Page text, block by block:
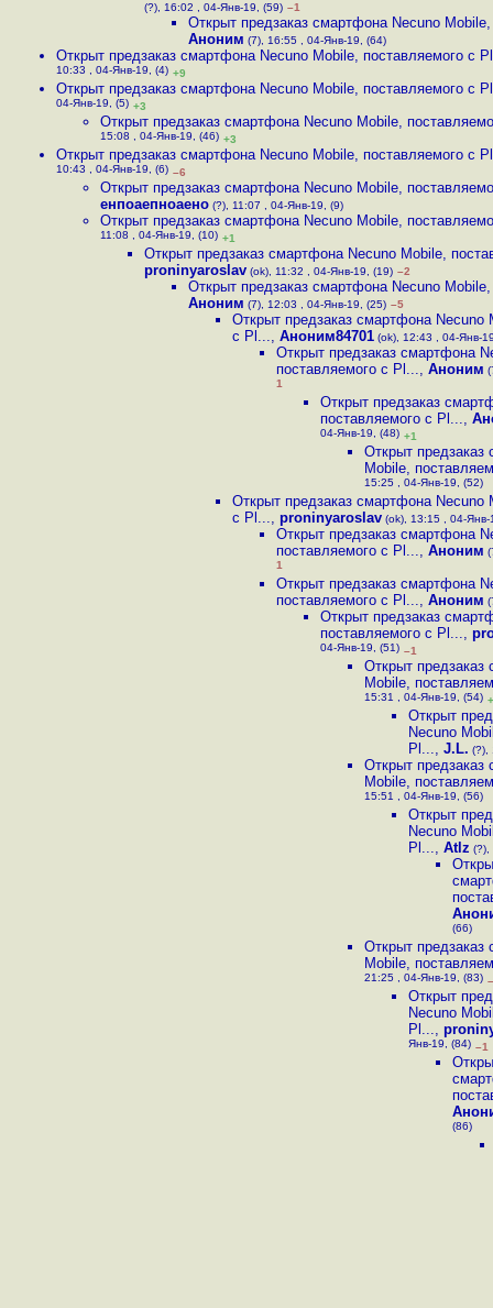
(?), 16:02 , 04-Янв-19, (59) –1
Открыт предзаказ смартфона Necuno
Аноним (7), 16:55 , 04-Янв-19, (64)
Открыт предзаказ смартфона Necuno Mobile, поставляемого с
10:33 , 04-Янв-19, (4) +9
Открыт предзаказ смартфона Necuno Mobile, поставляемого с
04-Янв-19, (5) +3
Открыт предзаказ смартфона Necuno Mobile,
15:08 , 04-Янв-19, (46) +3
Открыт предзаказ смартфона Necuno Mobile, поставляемого с
10:43 , 04-Янв-19, (6) –6
Открыт предзаказ смартфона Necuno Mobile,
енпоаепноаено (?), 11:07 , 04-Янв-19, (9)
Открыт предзаказ смартфона Necuno Mobile,
11:08 , 04-Янв-19, (10) +1
Открыт предзаказ смартфона Necuno Mobile,
proninyaroslav (ok), 11:32 , 04-Янв-19, (19) –2
Открыт предзаказ смартфона Necuno
Аноним (7), 12:03 , 04-Янв-19, (25) –5
Открыт предзаказ смартфона Necuno
с Pl..., Аноним84701 (ok), 12:43 , 04-Янв-
Открыт предзаказ смартфона
поставляемого с Pl..., Аноним
1
Открыт предзаказ
поставляемого с Pl...,
04-Янв-19, (48) +1
Открыт предзаказ
Mobile,
15:25 , 04-Янв-19, (52)
Открыт предзаказ смартфона Necuno
с Pl..., proninyaroslav (ok), 13:15 , 04-Янв-
Открыт предзаказ смартфона
поставляемого с Pl..., Аноним
1
Открыт предзаказ смартфона
поставляемого с Pl..., Аноним
Открыт предзаказ
поставляемого с Pl...,
04-Янв-19, (51) –1
Открыт предзаказ
Mobile,
15:31 , 04-Янв-19, (54)
Открыт
Necuno
Pl..., J.L. (?),
Открыт предзаказ
Mobile,
15:51 , 04-Янв-19, (56)
Открыт
Necuno
Pl..., Atlz (?),
(66)
Открыт предзаказ
Mobile,
21:25 , 04-Янв-19, (83)
Открыт
Necuno
Pl...,
Янв-19, (84) –1
(86)